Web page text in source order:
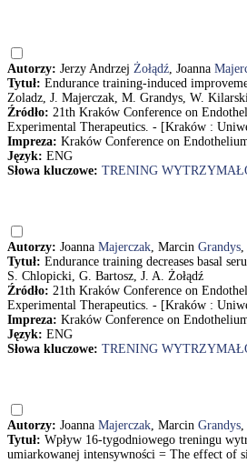
Autorzy: Jerzy Andrzej Żołądź, Joanna
Tytuł: Endurance training-induced
Zoladz, J. Majerczak, M. Grandys, W.
Źródło: 21th Kraków Conference on
Experimental Therapeutics. - [Kraków :
Impreza: Kraków Conference on
Język: ENG
Słowa kluczowe: TRENING
Autorzy: Joanna Majerczak, Marcin Grandys,
Tytuł: Endurance training decreases basal
S. Chlopicki, G. Bartosz, J. A. Żołądź
Źródło: 21th Kraków Conference on
Experimental Therapeutics. - [Kraków :
Impreza: Kraków Conference on
Język: ENG
Słowa kluczowe: TRENING
Autorzy: Joanna Majerczak, Marcin Grandys,
Tytuł: Wpływ 16-tygodniowego treningu
umiarkowanej intensywności = The effect of